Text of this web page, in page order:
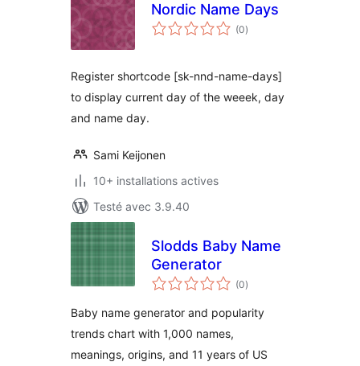
Nordic Name Days
(0notes
en
)
Register shortcode [sk-nnd-name-days]
to display current day of the weeek, day
and name day.
Sami Keijonen
10+ installations actives
Testé avec 3.9.40
Slodds Baby Name
Generator
(0notes
en
)
Baby name generator and popularity
trends chart with 1,000 names,
meanings, origins, and 11 years of US